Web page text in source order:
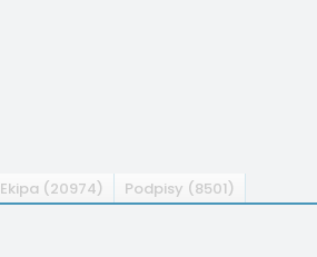
Ekipa (20974) Podpisy (8501)